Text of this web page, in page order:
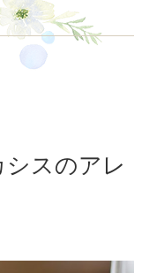
スのアレ